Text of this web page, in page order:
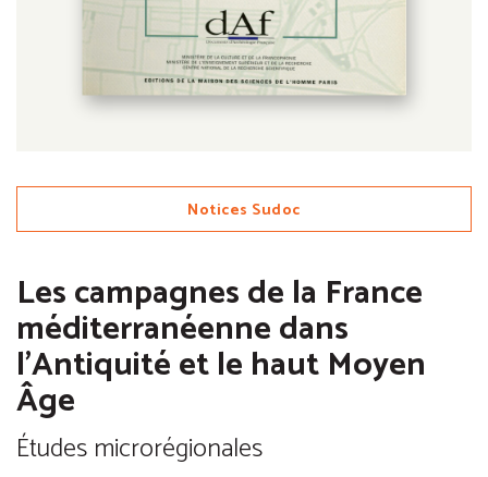
Notices Sudoc
Les campagnes de la France
méditerranéenne dans
l'Antiquité et le haut Moyen
Âge
Études microrégionales